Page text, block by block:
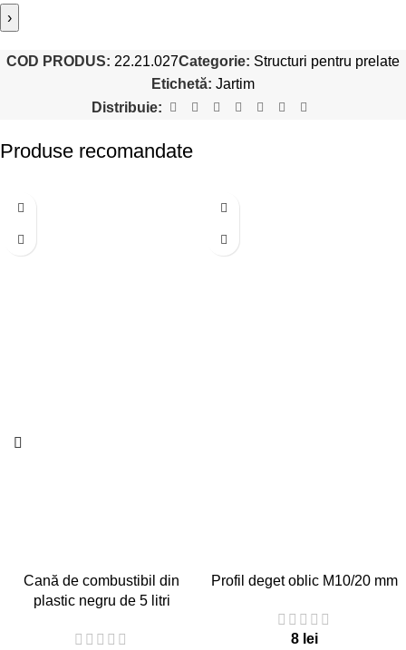
›
COD PRODUS: 22.21.027Categorie: Structuri pentru prelate
Etichetă: Jartim
Distribuie:
Produse recomandate
Cană de combustibil din
plastic negru de 5 litri
Profil deget oblic M10/20 mm
8 lei